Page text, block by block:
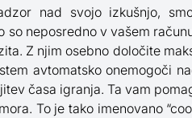
nad svojo izkušnjo,
so neposredno v vašem
Z njim osebno določite
avtomatsko onemogoči
časa igranja. Ta vam
To je tako imenovano